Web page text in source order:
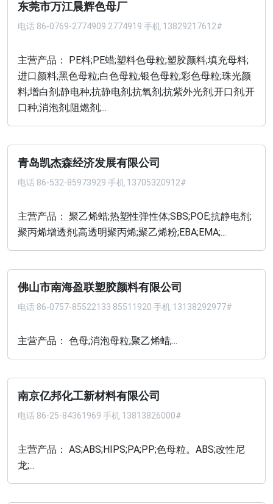
东莞市万江晨辉色母厂
电话 86-0769-2774909 2774919 手机 13829217612#
主营产品： PE料;PE蜡;塑料色母粒;塑胶颜料;填充母料;
进口颜料;黑色母粒;白色母粒;银色母粒;彩色母粒;珠光颜
料;增白剂;静电种;抗静电剂;抗氧剂;抗紫外光剂;开口剂;开
口种;消泡剂;阻燃剂;...
青岛凯杰森经济发展有限公司
电话 86-532-85973929 手机 13705320912#
主营产品： 聚乙烯蜡;热塑性弹性体;SBS;POE;抗静电剂;
聚丙烯增透剂;高透明聚丙烯;聚乙烯粉;EBA;EMA;...
佛山市南海盈联塑胶颜料有限公司
电话 86-0757-85522133 85511920 手机 13138292977#
主营产品： 色母;消泡母粒;聚乙烯蜡;...
南京亿邦化工新材料有限公司
电话 86-25-84361969 手机 13813826000#
主营产品： AS;ABS;HIPS;PA;PP;色母粒。ABS;改性尼
龙;...